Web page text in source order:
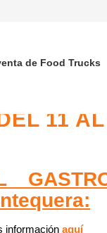
de Food Trucks
11
información aquí